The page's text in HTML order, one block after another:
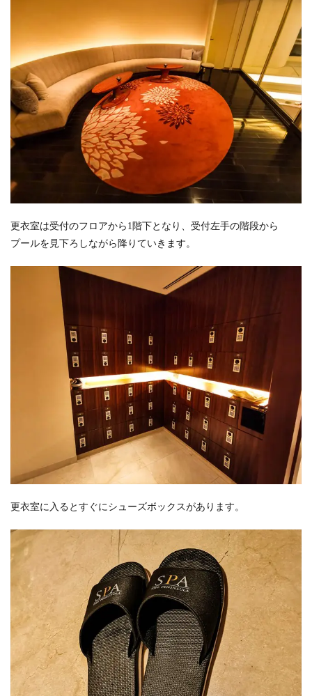
更衣室は受付のフロアから1階下となり、受付左手の階段から
プールを見下ろしながら降りていきます。
更衣室に入るとすぐにシューズボックスがあります。